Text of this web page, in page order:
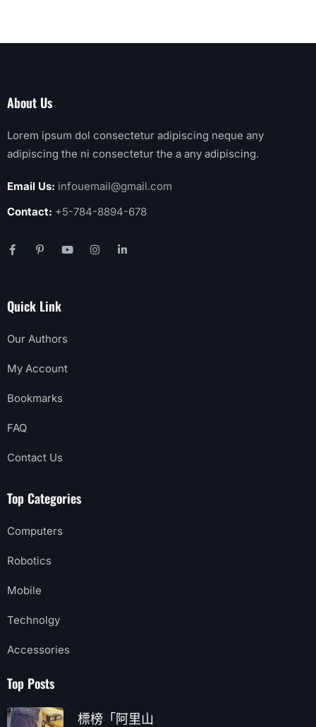
About Us
Lorem ipsum dol consectetur adipiscing neque any
adipiscing the ni consectetur the a any adipiscing.
Email Us: infouemail@gmail.com
Contact: +5-784-8894-678
Quick Link
Our Authors
My Account
Bookmarks
FAQ
Contact Us
Top Categories
Computers
Robotics
Mobile
Technolgy
Accessories
Top Posts
標榜「阿里山